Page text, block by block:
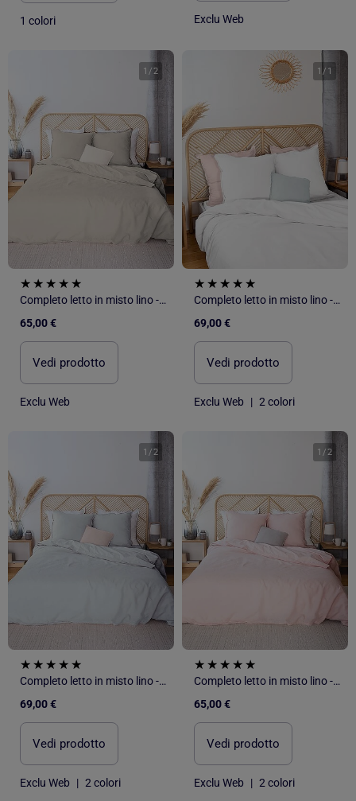
1 colori Exclu Web
1 /2
Completo letto in misto lino - 2 piazze
65,00 €
Vedi prodotto
Exclu Web
1 / 1
Completo letto in misto lino - 2 piazze
69,00 €
Vedi prodotto
Exclu Web | 2 colori
1 /2
Completo letto in misto lino - 2 piazze
69,00 €
Vedi prodotto
Exclu Web | 2 colori
1 /2
Completo letto in misto lino - 2 piazze
65,00 €
Vedi prodotto
Exclu Web | 2 colori